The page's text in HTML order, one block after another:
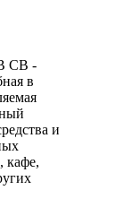
CB -
в
и
кафе,